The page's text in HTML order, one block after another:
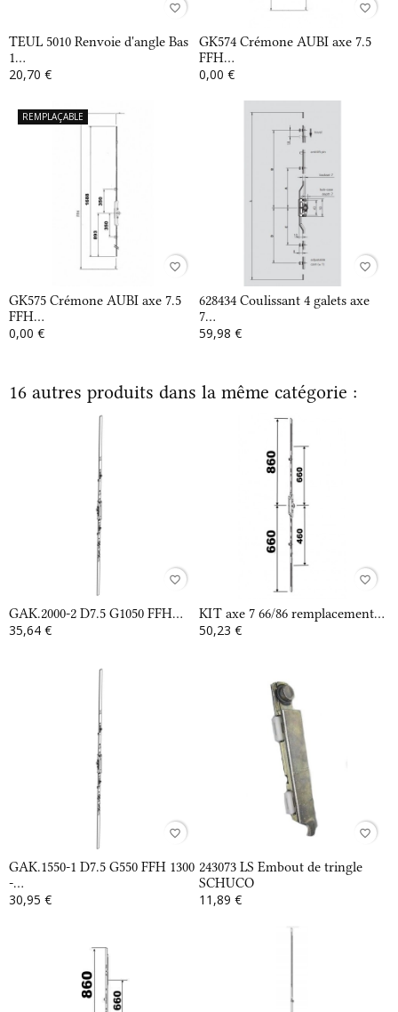
favorite_border
TEUL 5010 Renvoie d'angle Bas
1...
20,70 €
favorite_border
GK574 Crémone AUBI axe 7.5
FFH...
0,00 €
REMPLAÇABLE
favorite_border
GK575 Crémone AUBI axe 7.5
FFH...
0,00 €
favorite_border
628434 Coulissant 4 galets axe
7...
59,98 €
16 autres produits dans la même catégorie :
favorite_border
GAK.2000-2 D7.5 G1050 FFH...
35,64 €
favorite_border
KIT axe 7 66/86 remplacement...
50,23 €
favorite_border
GAK.1550-1 D7.5 G550 FFH 1300
-...
30,95 €
favorite_border
243073 LS Embout de tringle
SCHUCO
11,89 €